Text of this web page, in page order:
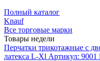
Полный каталог
Knauf
Все торговые марки
Товары недели
Перчатки трикотажные с
латекса L-Xl Артикул: 9001